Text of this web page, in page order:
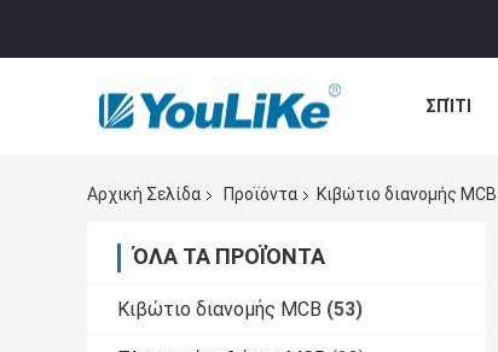
ΣΠΊΤΙ
Αρχική Σελίδα
Προϊόντα Κιβώτιο διανομής MCB
ΌΛΑ ΤΑ ΠΡΟΪΌΝΤΑ
Κιβώτιο διανομής MCB (53)